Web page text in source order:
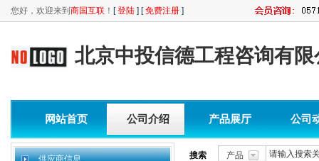
您好，欢迎来到 商国互联 ！ [登陆 ] [免费注册 ]
北京中投信德工程咨询有限
网站首页 公司介绍 产品展厅 公司
供应商信息 搜索 产品